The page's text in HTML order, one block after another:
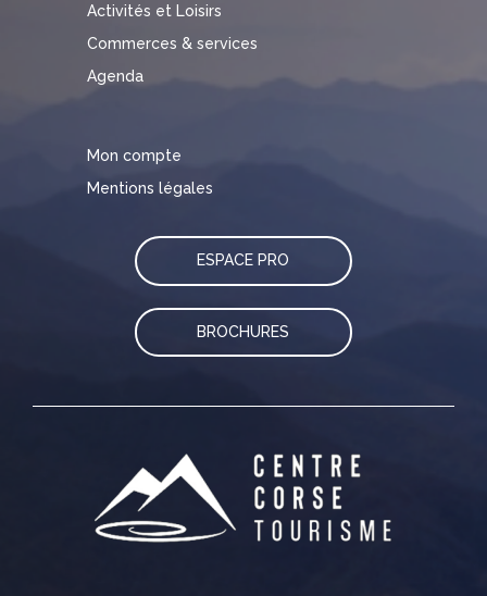
Activités et Loisirs
Commerces & services
Agenda
Mon compte
Mentions légales
ESPACE PRO
BROCHURES